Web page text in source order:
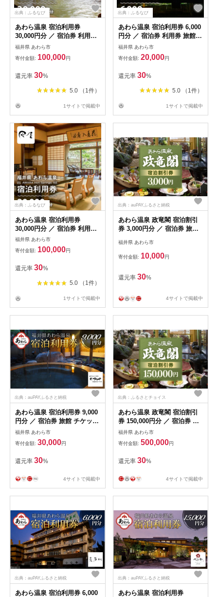
出典：ふるなび
あわら温泉 宿泊利用券
30,000円分 ／ 宿泊券 利用券
旅館 ホテル チケット ペア 観
光 旅行 源泉 大浴場 露天風呂
[aw013-j002]
福井県 あわら市
寄付金額: 100,000円
還元率 30%
5.0 （1件）
1サイトで掲載中
出典：ふるなび
あわら温泉 宿泊利用券 6,000
円分 ／ 宿泊券 利用券 旅館
ホテル チケット ペア 観光 旅
行 源泉 大浴場 露天風呂
福井県 あわら市
寄付金額: 20,000円
還元率 30%
5.0 （1件）
1サイトで掲載中
出典：ふるなび
あわら温泉 宿泊利用券
30,000円分 ／ 宿泊券 利用券
旅館 ホテル チケット ペア 観
光 旅行 源泉 大浴場 露天風呂
[aw013-j009]
福井県 あわら市
寄付金額: 100,000円
還元率 30%
5.0 （1件）
1サイトで掲載中
出典：auPAYふるさと納税
あわら温泉 政竜閣 宿泊割引
券 3,000円分 ／ 宿泊券 旅館
場 露天風呂 福井県 あわら市
カニ 蟹 観光地 旅行券 国内旅
[aw134-a001]
福井県 あわら市
寄付金額: 10,000円
還元率 30%
4サイトで掲載中
出典：auPAYふるさと納税
あわら温泉 宿泊利用券 9,000
円分 ／ 宿泊券 旅館 チケット
観光 旅行 源泉 大浴場 露天風
福井県 あわら市
寄付金額: 30,000円
還元率 30%
4サイトで掲載中
出典：ふるさとチョイス
あわら温泉 政竜閣 宿泊割引
券 150,000円分 ／ 宿泊券 旅
館 チケット 観光 旅行 源泉
大浴場 露天風呂 福井県 あわ
ら市 カニ 蟹 観光地 旅行券
国内旅行 旅行券 宿泊券 ゴル
フ 国内 [aw134-r001]
福井県 あわら市
寄付金額: 500,000円
還元率 30%
4サイトで掲載中
出典：auPAYふるさと納税
あわら温泉 宿泊利用券 6,000
出典：auPAYふるさと納税
あわら温泉 宿泊利用券